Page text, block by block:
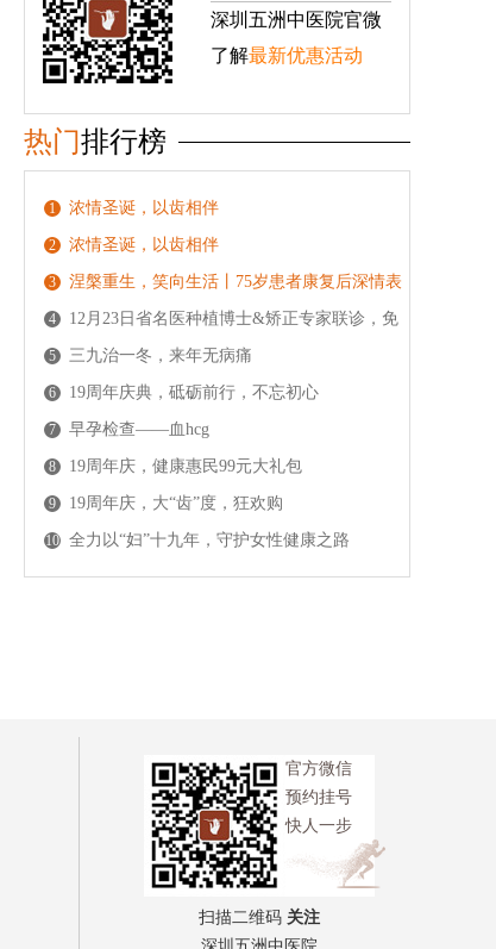
深圳五洲中医院官微
了解最新优惠活动
热门排行榜
1 浓情圣诞，以齿相伴
2 浓情圣诞，以齿相伴
3 涅槃重生，笑向生活丨75岁患者康复后深情表
白五洲
4 12月23日省名医种植博士&矫正专家联诊，免
费种植/正畸拍片检
5 三九治一冬，来年无病痛
6 19周年庆典，砥砺前行，不忘初心
7 早孕检查——血hcg
8 19周年庆，健康惠民99元大礼包
9 19周年庆，大“齿”度，狂欢购
10 全力以“妇”十九年，守护女性健康之路
官方微信
预约挂号
快人一步
扫描二维码 关注